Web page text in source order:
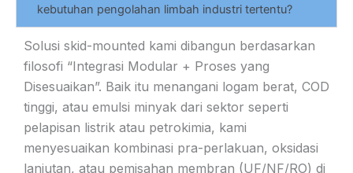
kebutuhan pengolahan limbah industri tertentu?
Solusi skid-mounted kami dibangun berdasarkan
filosofi “Integrasi Modular + Proses yang
Disesuaikan”. Baik itu menangani logam berat, COD
tinggi, atau emulsi minyak dari sektor seperti
pelapisan listrik atau petrokimia, kami
menyesuaikan kombinasi pra-perlakuan, oksidasi
lanjutan, atau pemisahan membran (UF/NF/RO) di